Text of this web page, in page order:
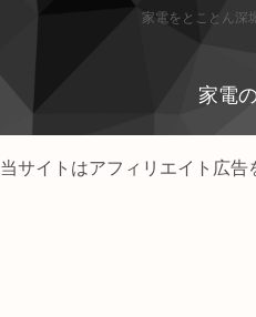
家電をとことん深
家電
当サイトはアフィリエイト広告